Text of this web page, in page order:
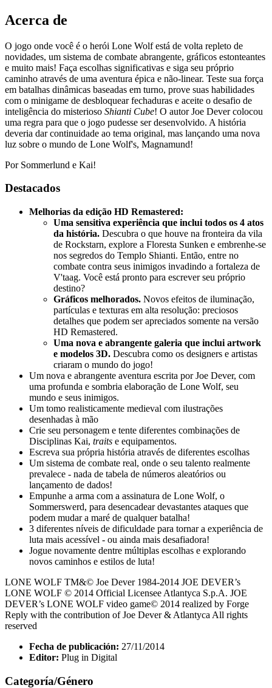
Acerca de
O jogo onde você é o herói Lone Wolf está de volta repleto de
novidades, um sistema de combate abrangente, gráficos estonteantes
e muito mais! Faça escolhas significativas e siga seu próprio
caminho através de uma aventura épica e não-linear. Teste sua força
em batalhas dinâmicas baseadas em turno, prove suas habilidades
com o minigame de desbloquear fechaduras e aceite o desafio de
inteligência do misterioso Shianti Cube! O autor Joe Dever colocou
uma regra para que o jogo pudesse ser desenvolvido. A história
deveria dar continuidade ao tema original, mas lançando uma nova
luz sobre o mundo de Lone Wolf's, Magnamund!
Por Sommerlund e Kai!
Destacados
Melhorias da edição HD Remastered:
Uma sensitiva experiência que inclui todos os 4 atos
da história. Descubra o que houve na fronteira da vila
de Rockstarn, explore a Floresta Sunken e embrenhe-se
nos segredos do Templo Shianti. Então, entre no
combate contra seus inimigos invadindo a fortaleza de
V'taag. Você está pronto para escrever seu próprio
destino?
Gráficos melhorados. Novos efeitos de iluminação,
partículas e texturas em alta resolução: preciosos
detalhes que podem ser apreciados somente na versão
HD Remastered.
Uma nova e abrangente galeria que inclui artwork
e modelos 3D. Descubra como os designers e artistas
criaram o mundo do jogo!
Um nova e abrangente aventura escrita por Joe Dever, com
uma profunda e sombria elaboração de Lone Wolf, seu
mundo e seus inimigos.
Um tomo realisticamente medieval com ilustrações
desenhadas à mão
Crie seu personagem e tente diferentes combinações de
Disciplinas Kai, traits e equipamentos.
Escreva sua própria história através de diferentes escolhas
Um sistema de combate real, onde o seu talento realmente
prevalece - nada de tabela de números aleatórios ou
lançamento de dados!
Empunhe a arma com a assinatura de Lone Wolf, o
Sommerswerd, para desencadear devastantes ataques que
podem mudar a maré de qualquer batalha!
3 diferentes níveis de dificuldade para tornar a experiência de
luta mais acessível - ou ainda mais desafiadora!
Jogue novamente dentre múltiplas escolhas e explorando
novos caminhos e estilos de luta!
LONE WOLF TM&© Joe Dever 1984-2014 JOE DEVER’s
LONE WOLF © 2014 Official Licensee Atlantyca S.p.A. JOE
DEVER’s LONE WOLF video game© 2014 realized by Forge
Reply with the contribution of Joe Dever & Atlantyca All rights
reserved
Fecha de publicación: 27/11/2014
Editor: Plug in Digital
Categoría/Género